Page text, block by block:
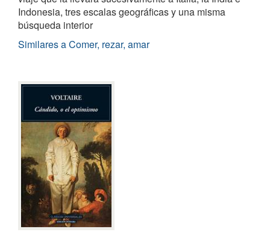
Indonesia, tres escalas geográficas y una misma
búsqueda interior
Similares a Comer, rezar, amar